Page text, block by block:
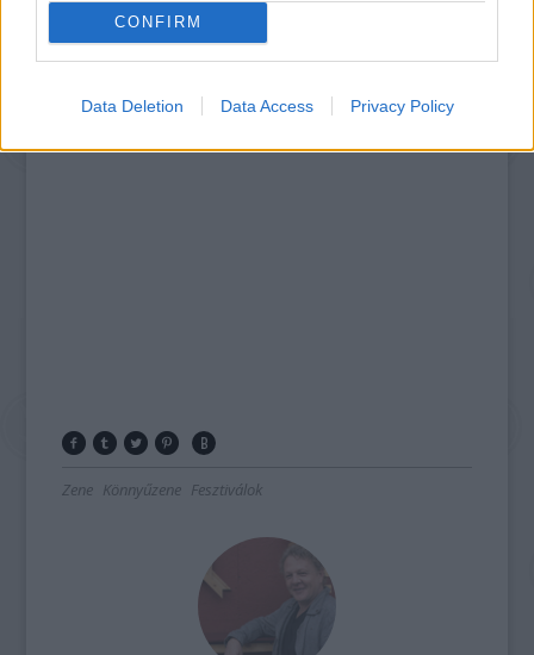
CONFIRM
Data Deletion Data Access Privacy Policy
Zene Könnyűzene Fesztiválok